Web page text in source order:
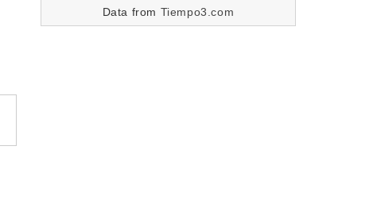
Data from Tiempo3.com